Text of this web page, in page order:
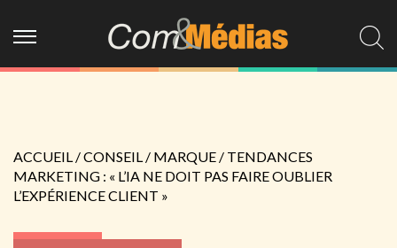
ACCUEIL /CONSEIL / MARQUE / TENDANCES
MARKETING : « L’IA NE DOIT PAS FAIRE OUBLIER
L’EXPÉRIENCE CLIENT »